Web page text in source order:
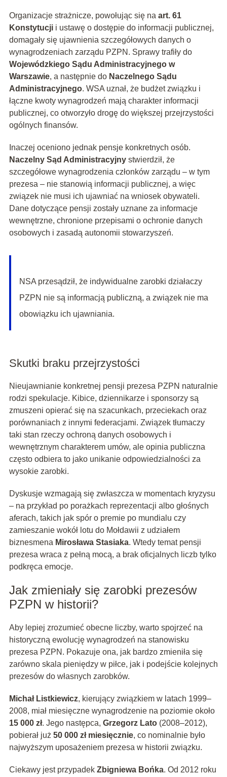
Organizacje strażnicze, powołując się na art. 61
Konstytucjii ustawę o dostępie do informacji publicznej,
domagały się ujawnienia szczegółowych danych o
wynagrodzeniach zarządu PZPN. Sprawy trafiły do
Wojewódzkiego Sądu Administracyjnego w
Warszawie, a następnie do Naczelnego Sądu
Administracyjnego. WSA uznał, że budżet związku i
łączne kwoty wynagrodzeń mają charakter informacji
publicznej, co otworzyło drogę do większej przejrzystości
ogólnych finansów.
Inaczej oceniono jednak pensje konkretnych osób.
Naczelny Sąd Administracyjnystwierdził, że
szczegółowe wynagrodzenia członków zarządu – w tym
prezesa – nie stanowią informacji publicznej, a więc
związek nie musi ich ujawniać na wniosek obywateli.
Dane dotyczące pensji zostały uznane za informacje
wewnętrzne, chronione przepisami o ochronie danych
osobowych i zasadą autonomii stowarzyszeń.
NSA przesądził, że indywidualne zarobki działaczy
PZPN nie są informacją publiczną, a związek nie ma
obowiązku ich ujawniania.
Skutki braku przejrzystości
Nieujawnianie konkretnej pensji prezesa PZPN naturalnie
rodzi spekulacje. Kibice, dziennikarze i sponsorzy są
zmuszeni opierać się na szacunkach, przeciekach oraz
porównaniach z innymi federacjami. Związek tłumaczy
taki stan rzeczy ochroną danych osobowych i
wewnętrznym charakterem umów, ale opinia publiczna
często odbiera to jako unikanie odpowiedzialności za
wysokie zarobki.
Dyskusje wzmagają się zwłaszcza w momentach kryzysu
– na przykład po porażkach reprezentacji albo głośnych
aferach, takich jak spór o premie po mundialu czy
zamieszanie wokół lotu do Mołdawii z udziałem
biznesmena Mirosława Stasiaka. Wtedy temat pensji
prezesa wraca z pełną mocą, a brak oficjalnych liczb tylko
podkręca emocje.
Jak zmieniały się zarobki prezesów
PZPN w historii?
Aby lepiej zrozumieć obecne liczby, warto spojrzeć na
historyczną ewolucję wynagrodzeń na stanowisku
prezesa PZPN. Pokazuje ona, jak bardzo zmieniła się
zarówno skala pieniędzy w piłce, jak i podejście kolejnych
prezesów do własnych zarobków.
Michał Listkiewicz, kierujący związkiem w latach 1999–
2008, miał miesięczne wynagrodzenie na poziomie około
15 000 zł. Jego następca, Grzegorz Lato(2008–2012),
pobierał już 50 000 zł miesięcznie, co nominalnie było
najwyższym uposażeniem prezesa w historii związku.
Ciekawy jest przypadek Zbigniewa Bońka. Od 2012 roku